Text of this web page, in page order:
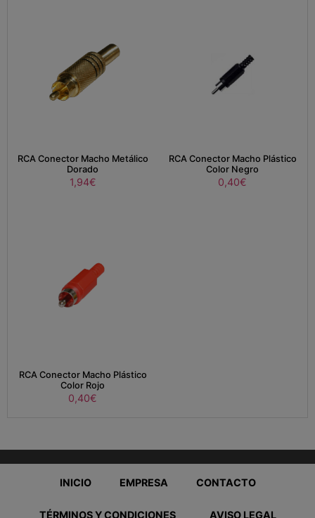
RCA Conector Macho Metálico
Dorado
1,94€
RCA Conector Macho Plástico
Color Negro
0,40€
RCA Conector Macho Plástico
Color Rojo
0,40€
INICIO EMPRESA CONTACTO
TÉRMINOS Y CONDICIONES AVISO LEGAL